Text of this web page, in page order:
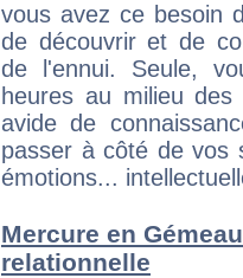
vous avez ce besoin
de découvrir et de
de l'ennui. Seule,
heures au milieu
avide de
passer à côté de vos
émotions...
Mercure en
relationnelle